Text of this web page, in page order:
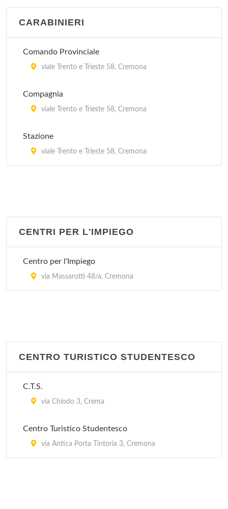
CARABINIERI
Comando Provinciale
viale Trento e Trieste 58, Cremona
Compagnia
viale Trento e Trieste 58, Cremona
Stazione
viale Trento e Trieste 58, Cremona
CENTRI PER L'IMPIEGO
Centro per l'Impiego
via Massarotti 48/a, Cremona
CENTRO TURISTICO STUDENTESCO
C.T.S.
via Chiodo 3, Crema
Centro Turistico Studentesco
via Antica Porta Tintoria 3, Cremona